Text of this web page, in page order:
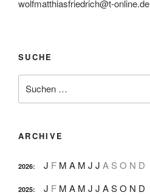
wolfmatthiasfriedrich@t-online.de
SUCHE
nach:
ARCHIVE
2026: J F M A M J J A S O N D
2025: J F M A M J J ASO N D